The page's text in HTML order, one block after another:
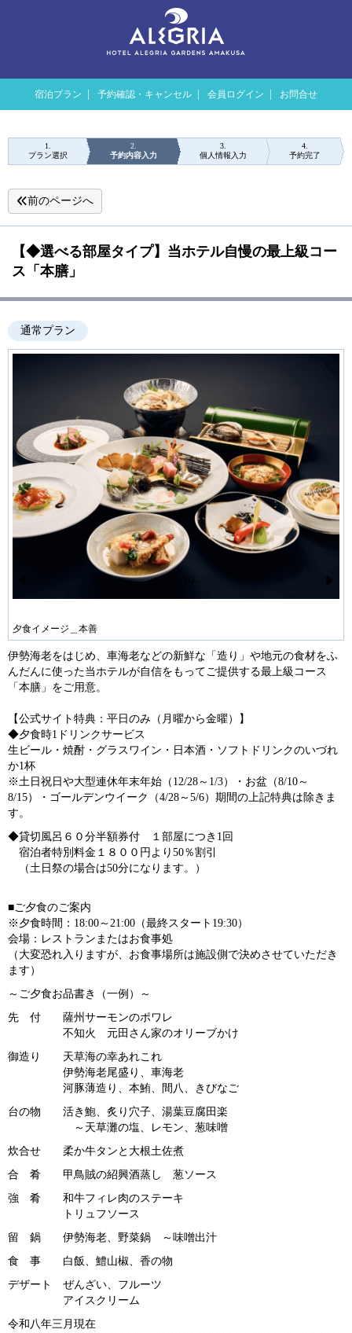
宿泊プラン 予約確認・キャンセル 会員ログイン お問合せ
1
プラン選択
2
予約内容入力
3
個人情報入力
4
予約完了
前のページへ
【◆選べる部屋タイプ】当ホテル自慢の最上級コー
ス「本膳」
通常プラン
Pr
ev
io
us
夕食イメージ＿本善
N
t
1
伊勢海老をはじめ、車海老などの新鮮な「造り」や地元の食材をふ
んだんに使った当ホテルが自信をもってご提供する最上級コース
「本膳」をご用意。
【公式サイト特典：平日のみ（月曜から金曜）】
◆夕食時1ドリンクサービス
生ビール・焼酎・グラスワイン・日本酒・ソフトドリンクのいづれ
か1杯
※土日祝日や大型連休年末年始（12/28～1/3）・お盆（8/10～
8/15）・ゴールデンウイーク（4/28～5/6）期間の上記特典は除きま
す。
◆貸切風呂６０分半額券付 １部屋につき1回
宿泊者特別料金１８００円より50％割引
（土日祭の場合は50分になります。）
■ご夕食のご案内
※夕食時間：18:00～21:00（最終スタート19:30）
会場：レストランまたはお食事処
（大変恐れ入りますが、お食事場所は施設側で決めさせていただき
ます）
～ご夕食お品書き（一例）～
先 付 薩州サーモンのポワレ
不知火 元田さん家のオリーブかけ
御造り 天草海の幸あれこれ
伊勢海老尾盛り、車海老
河豚薄造り、本鮪、間八、きびなご
台の物 活き鮑、炙り穴子、湯葉豆腐田楽
～天草灘の塩、レモン、葱味噌
炊合せ 柔か牛タンと大根土佐煮
合 肴 甲鳥賊の紹興酒蒸し 葱ソース
強 肴 和牛フィレ肉のステーキ
トリュフソース
留 鍋 伊勢海老、野菜鍋 ～味噌出汁
食 事 白飯、鱧山椒、香の物
デザート ぜんざい、フルーツ
アイスクリーム
令和八年三月現在